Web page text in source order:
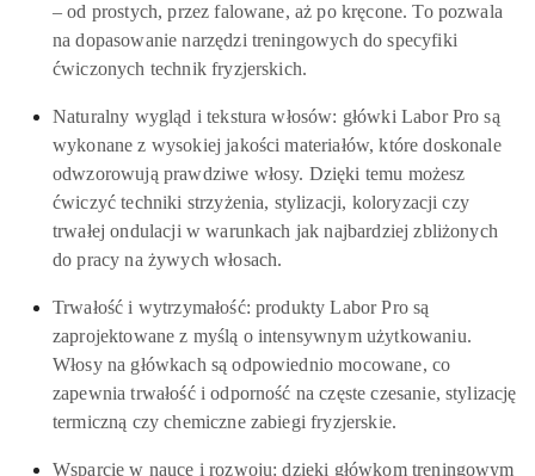
– od prostych, przez falowane, aż po kręcone. To pozwala
na dopasowanie narzędzi treningowych do specyfiki
ćwiczonych technik fryzjerskich.
Naturalny wygląd i tekstura włosów: główki Labor Pro są
wykonane z wysokiej jakości materiałów, które doskonale
odwzorowują prawdziwe włosy. Dzięki temu możesz
ćwiczyć techniki strzyżenia, stylizacji, koloryzacji czy
trwałej ondulacji w warunkach jak najbardziej zbliżonych
do pracy na żywych włosach.
Trwałość i wytrzymałość: produkty Labor Pro są
zaprojektowane z myślą o intensywnym użytkowaniu.
Włosy na główkach są odpowiednio mocowane, co
zapewnia trwałość i odporność na częste czesanie, stylizację
termiczną czy chemiczne zabiegi fryzjerskie.
Wsparcie w nauce i rozwoju: dzięki główkom treningowym